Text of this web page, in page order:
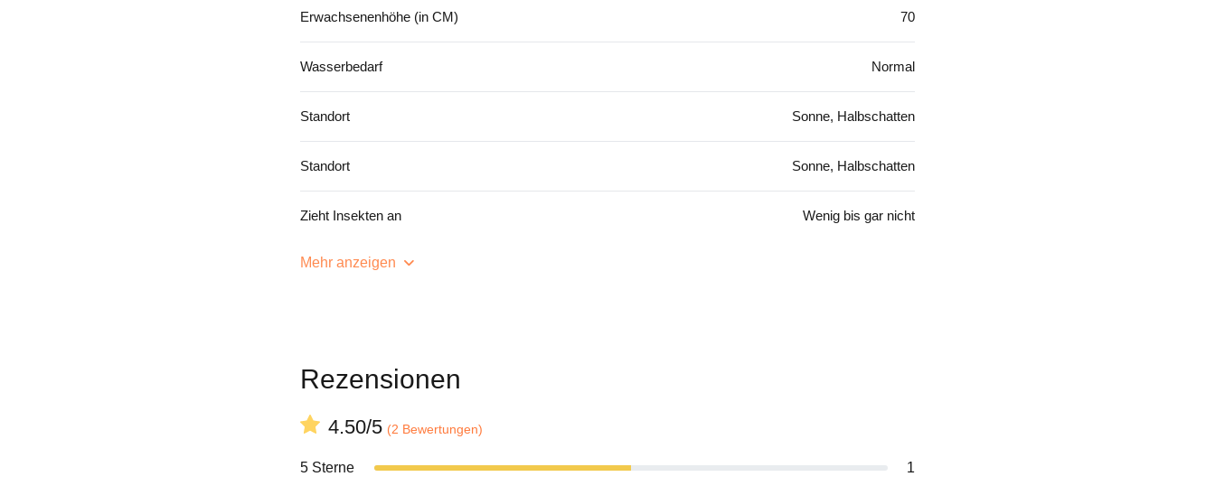
Erwachsenenhöhe (in CM) 70
Wasserbedarf Normal
Standort Sonne, Halbschatten
Standort Sonne, Halbschatten
Zieht Insekten an Wenig bis gar nicht
Mehr anzeigen
Rezensionen
4.50/5 (2 Bewertungen)
5 Sterne 1